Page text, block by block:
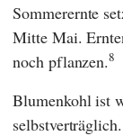
Sommerernte
Mitte Mai.
noch pflanzen.8
Blumenkohl ist